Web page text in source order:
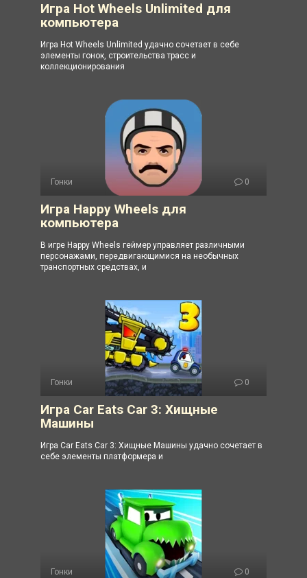
Игра Hot Wheels Unlimited для
компьютера
Игра Hot Wheels Unlimited удачно сочетает в себе
элементы гонок, строительства трасс и
коллекционирования
Гонки 0
Игра Happy Wheels для
компьютера
В игре Happy Wheels геймер управляет различными
персонажами, передвигающимися на необычных
транспортных средствах, и
Гонки 0
Игра Car Eats Car 3: Хищные
Машины
Игра Car Eats Car 3: Хищные Машины удачно сочетает в
себе элементы платформера и
Гонки 0